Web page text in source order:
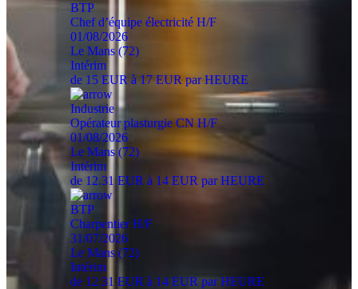
BTP
Chef d’équipe électricité H/F
01/08/2026
Le Mans (72)
Intérim
de 15 EUR à 17 EUR par HEURE
Industrie
Opérateur plasturgie CN H/F
01/08/2026
Le Mans (72)
Intérim
de 12.31 EUR à 14 EUR par HEURE
BTP
Charpentier H/F
31/07/2026
Le Mans (72)
Intérim
de 12.31 EUR à 14 EUR par HEURE